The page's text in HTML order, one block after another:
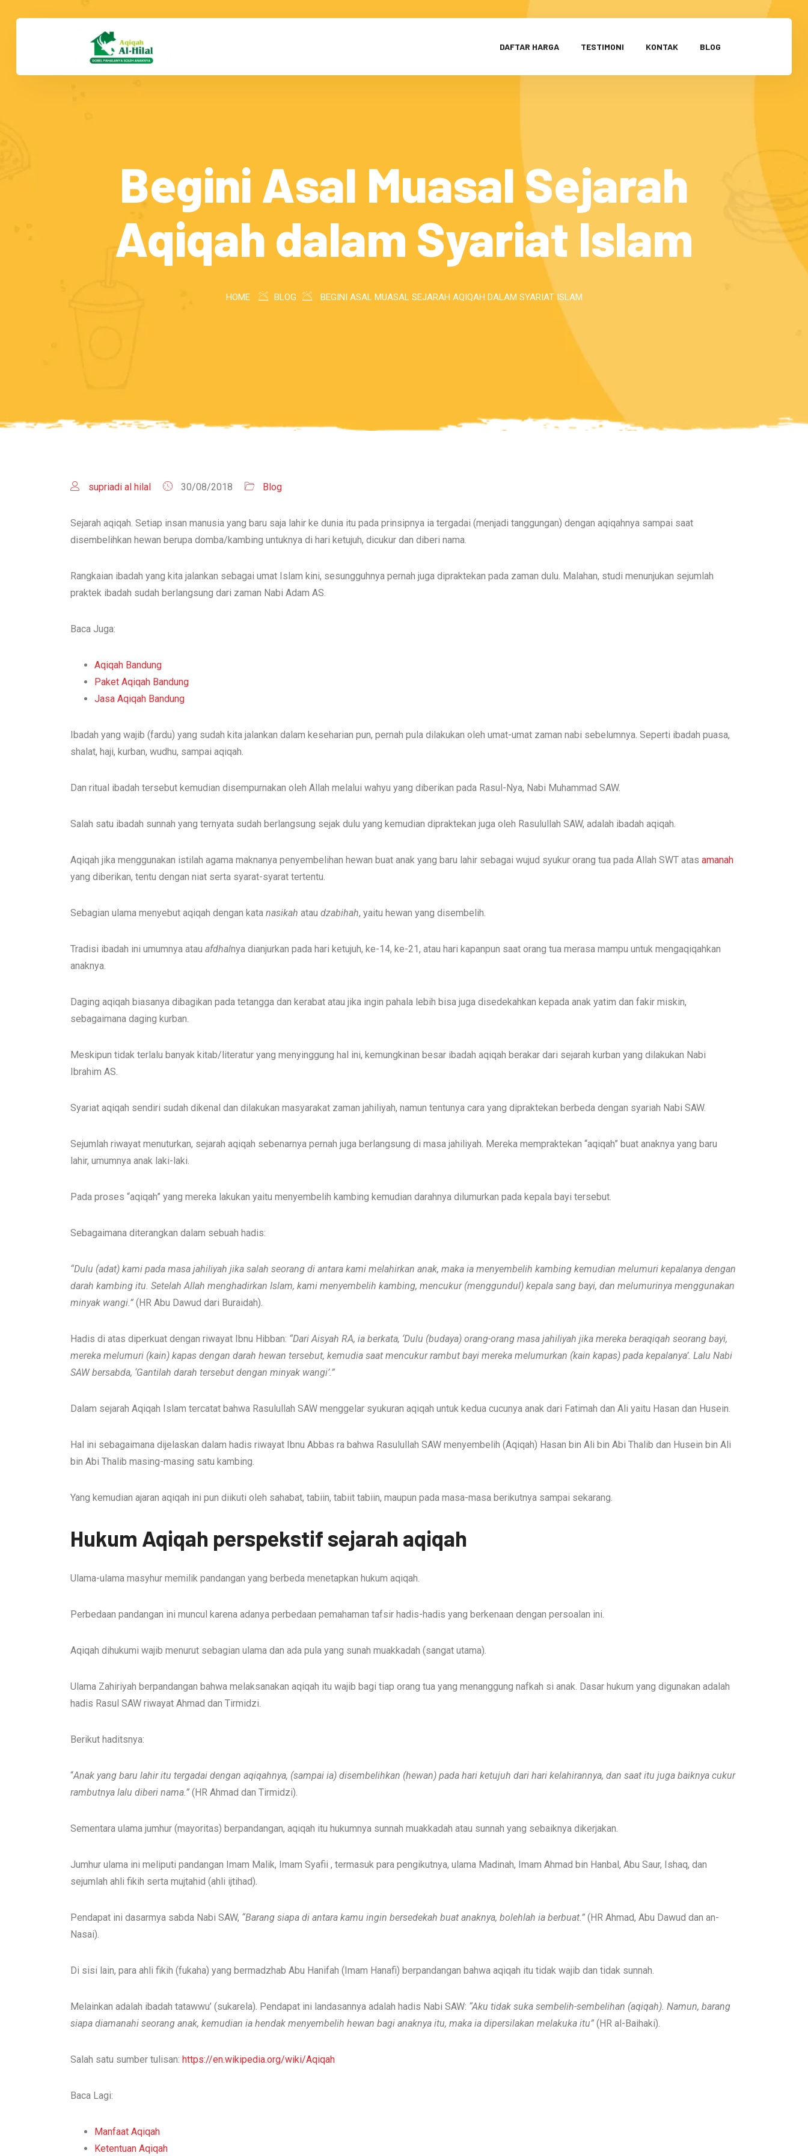
DAFTAR HARGA TESTIMONI KONTAK BLOG
Begini Asal Muasal Sejarah
Aqiqah dalam Syariat Islam
HOME BLOG BEGINI ASAL MUASAL SEJARAH AQIQAH DALAM SYARIAT ISLAM
supriadi al hilal 30/08/2018 Blog
Sejarah aqiqah. Setiap insan manusia yang baru saja lahir ke dunia itu pada prinsipnya ia tergadai (menjadi tanggungan) dengan aqiqahnya sampai saat
disembelihkan hewan berupa domba/kambing untuknya di hari ketujuh, dicukur dan diberi nama.
Rangkaian ibadah yang kita jalankan sebagai umat Islam kini, sesungguhnya pernah juga dipraktekan pada zaman dulu. Malahan, studi menunjukan sejumlah
praktek ibadah sudah berlangsung dari zaman Nabi Adam AS.
Baca Juga:
Aqiqah Bandung
Paket Aqiqah Bandung
Jasa Aqiqah Bandung
Ibadah yang wajib (fardu) yang sudah kita jalankan dalam keseharian pun, pernah pula dilakukan oleh umat-umat zaman nabi sebelumnya. Seperti ibadah puasa,
shalat, haji, kurban, wudhu, sampai aqiqah.
Dan ritual ibadah tersebut kemudian disempurnakan oleh Allah melalui wahyu yang diberikan pada Rasul-Nya, Nabi Muhammad SAW.
Salah satu ibadah sunnah yang ternyata sudah berlangsung sejak dulu yang kemudian dipraktekan juga oleh Rasulullah SAW, adalah ibadah aqiqah.
Aqiqah jika menggunakan istilah agama maknanya penyembelihan hewan buat anak yang baru lahir sebagai wujud syukur orang tua pada Allah SWT atas amanah
yang diberikan, tentu dengan niat serta syarat-syarat tertentu.
Sebagian ulama menyebut aqiqah dengan kata nasikah atau dzabihah, yaitu hewan yang disembelih.
Tradisi ibadah ini umumnya atau afdhalnya dianjurkan pada hari ketujuh, ke-14, ke-21, atau hari kapanpun saat orang tua merasa mampu untuk mengaqiqahkan
anaknya.
Daging aqiqah biasanya dibagikan pada tetangga dan kerabat atau jika ingin pahala lebih bisa juga disedekahkan kepada anak yatim dan fakir miskin,
sebagaimana daging kurban.
Meskipun tidak terlalu banyak kitab/literatur yang menyinggung hal ini, kemungkinan besar ibadah aqiqah berakar dari sejarah kurban yang dilakukan Nabi
Ibrahim AS.
Syariat aqiqah sendiri sudah dikenal dan dilakukan masyarakat zaman jahiliyah, namun tentunya cara yang dipraktekan berbeda dengan syariah Nabi SAW.
Sejumlah riwayat menuturkan, sejarah aqiqah sebenarnya pernah juga berlangsung di masa jahiliyah. Mereka mempraktekan “aqiqah” buat anaknya yang baru
lahir, umumnya anak laki-laki.
Pada proses “aqiqah” yang mereka lakukan yaitu menyembelih kambing kemudian darahnya dilumurkan pada kepala bayi tersebut.
Sebagaimana diterangkan dalam sebuah hadis:
“Dulu (adat) kami pada masa jahiliyah jika salah seorang di antara kami melahirkan anak, maka ia menyembelih kambing kemudian melumuri kepalanya dengan
darah kambing itu. Setelah Allah menghadirkan Islam, kami menyembelih kambing, mencukur (menggundul) kepala sang bayi, dan melumurinya menggunakan
minyak wangi.” (HR Abu Dawud dari Buraidah).
Hadis di atas diperkuat dengan riwayat Ibnu Hibban: “Dari Aisyah RA, ia berkata, ‘Dulu (budaya) orang-orang masa jahiliyah jika mereka beraqiqah seorang bayi,
mereka melumuri (kain) kapas dengan darah hewan tersebut, kemudia saat mencukur rambut bayi mereka melumurkan (kain kapas) pada kepalanya’. Lalu Nabi
SAW bersabda, ‘Gantilah darah tersebut dengan minyak wangi’.”
Dalam sejarah Aqiqah Islam tercatat bahwa Rasulullah SAW menggelar syukuran aqiqah untuk kedua cucunya anak dari Fatimah dan Ali yaitu Hasan dan Husein.
Hal ini sebagaimana dijelaskan dalam hadis riwayat Ibnu Abbas ra bahwa Rasulullah SAW menyembelih (Aqiqah) Hasan bin Ali bin Abi Thalib dan Husein bin Ali
bin Abi Thalib masing-masing satu kambing.
Yang kemudian ajaran aqiqah ini pun diikuti oleh sahabat, tabiin, tabiit tabiin, maupun pada masa-masa berikutnya sampai sekarang.
Hukum Aqiqah perspekstif sejarah aqiqah
Ulama-ulama masyhur memilik pandangan yang berbeda menetapkan hukum aqiqah.
Perbedaan pandangan ini muncul karena adanya perbedaan pemahaman tafsir hadis-hadis yang berkenaan dengan persoalan ini.
Aqiqah dihukumi wajib menurut sebagian ulama dan ada pula yang sunah muakkadah (sangat utama).
Ulama Zahiriyah berpandangan bahwa melaksanakan aqiqah itu wajib bagi tiap orang tua yang menanggung nafkah si anak. Dasar hukum yang digunakan adalah
hadis Rasul SAW riwayat Ahmad dan Tirmidzi.
Berikut haditsnya:
“Anak yang baru lahir itu tergadai dengan aqiqahnya, (sampai ia) disembelihkan (hewan) pada hari ketujuh dari hari kelahirannya, dan saat itu juga baiknya cukur
rambutnya lalu diberi nama.” (HR Ahmad dan Tirmidzi).
Sementara ulama jumhur (mayoritas) berpandangan, aqiqah itu hukumnya sunnah muakkadah atau sunnah yang sebaiknya dikerjakan.
Jumhur ulama ini meliputi pandangan Imam Malik, Imam Syafii , termasuk para pengikutnya, ulama Madinah, Imam Ahmad bin Hanbal, Abu Saur, Ishaq, dan
sejumlah ahli fikih serta mujtahid (ahli ijtihad).
Pendapat ini dasarmya sabda Nabi SAW, “Barang siapa di antara kamu ingin bersedekah buat anaknya, bolehlah ia berbuat.” (HR Ahmad, Abu Dawud dan an-
Nasai).
Di sisi lain, para ahli fikih (fukaha) yang bermadzhab Abu Hanifah (Imam Hanafi) berpandangan bahwa aqiqah itu tidak wajib dan tidak sunnah.
Melainkan adalah ibadah tatawwu’ (sukarela). Pendapat ini landasannya adalah hadis Nabi SAW: “Aku tidak suka sembelih-sembelihan (aqiqah). Namun, barang
siapa diamanahi seorang anak, kemudian ia hendak menyembelih hewan bagi anaknya itu, maka ia dipersilakan melakuka itu” (HR al-Baihaki).
Salah satu sumber tulisan: https://en.wikipedia.org/wiki/Aqiqah
Baca Lagi:
Manfaat Aqiqah
Ketentuan Aqiqah